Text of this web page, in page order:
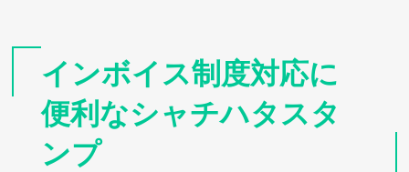
インボイス制度対応に
便利なシャチハタスタ
ンプ